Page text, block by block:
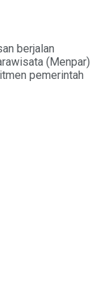
berjalan
(Menpar)
pemerintah